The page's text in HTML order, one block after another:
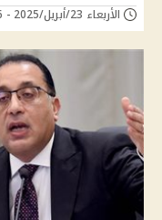
الأربعاء 23/أبريل/2025 - 12:36 ص